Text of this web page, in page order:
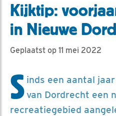
Kijktip:
in Nieuwe
Geplaatst op 11 mei 2022
S inds een aantal
van Dordrecht een
recreatiegebied